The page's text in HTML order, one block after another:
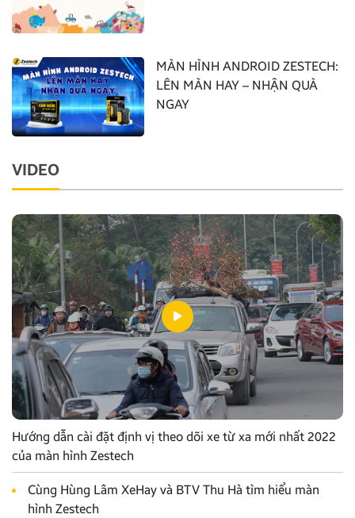
MÀN HÌNH ANDROID ZESTECH:
LÊN MÀN HAY – NHẬN QUÀ
NGAY
VIDEO
Hướng dẫn cài đặt định vị theo dõi xe từ xa mới nhất 2022
của màn hình Zestech
Cùng Hùng Lâm XeHay và BTV Thu Hà tìm hiểu màn
hình Zestech